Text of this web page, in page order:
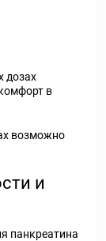
дозах
в
возможно
и
панкреатина